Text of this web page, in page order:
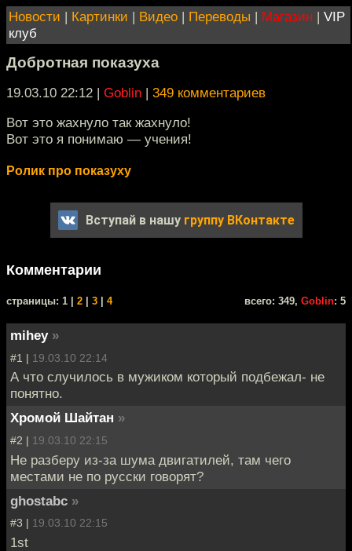
Новости | Картинки | Видео | Переводы | Магазин | VIP
клуб
Добротная показуха
19.03.10 22:12 | Goblin | 349 комментариев
Вот это жахнуло так жахнуло!
Вот это я понимаю — учения!
Ролик про показуху
Вступай в нашу группу ВКонтакте
Комментарии
cтраницы: 1 | 2 3 4 всего: 349, Goblin: 5
mihey »
#1 | 19.03.10 22:14
А что случилось в мужиком который подбежал- не
понятно.
Хромой Шайтан »
#2 | 19.03.10 22:15
Не разберу из-за шума двигатилей, там чего
местами не по русски говорят?
ghostabc »
#3 | 19.03.10 22:15
1st